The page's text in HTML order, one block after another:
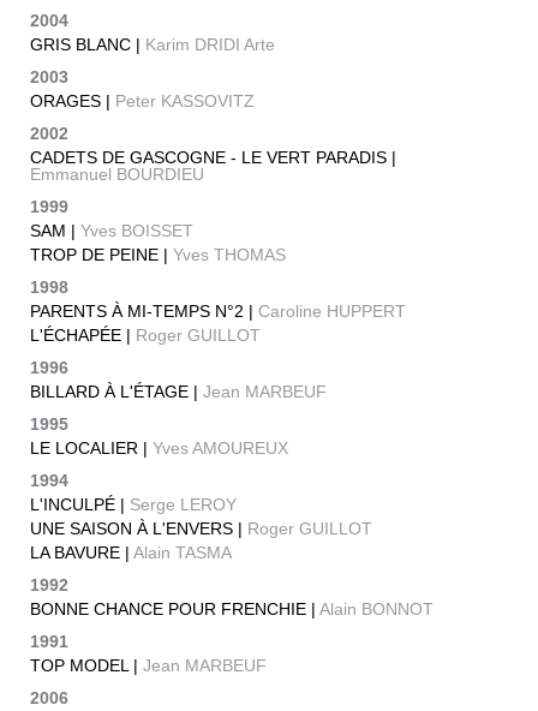
2004
GRIS BLANC | Karim DRIDI Arte
2003
ORAGES | Peter KASSOVITZ
2002
CADETS DE GASCOGNE - LE VERT PARADIS |
Emmanuel BOURDIEU
1999
SAM | Yves BOISSET
TROP DE PEINE | Yves THOMAS
1998
PARENTS À MI-TEMPS N°2 | Caroline HUPPERT
L'ÉCHAPÉE | Roger GUILLOT
1996
BILLARD À L'ÉTAGE | Jean MARBEUF
1995
LE LOCALIER | Yves AMOUREUX
1994
L'INCULPÉ | Serge LEROY
UNE SAISON À L'ENVERS | Roger GUILLOT
LA BAVURE | Alain TASMA
1992
BONNE CHANCE POUR FRENCHIE | Alain BONNOT
1991
TOP MODEL | Jean MARBEUF
2006